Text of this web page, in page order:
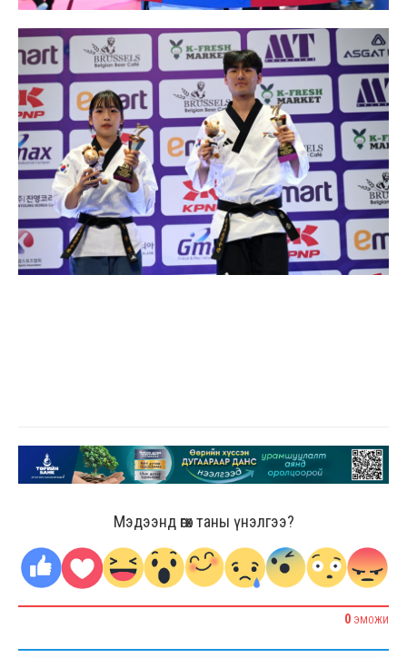
Мэдээнд өгөх таны үнэлгээ?
0 ЭМОЖИ